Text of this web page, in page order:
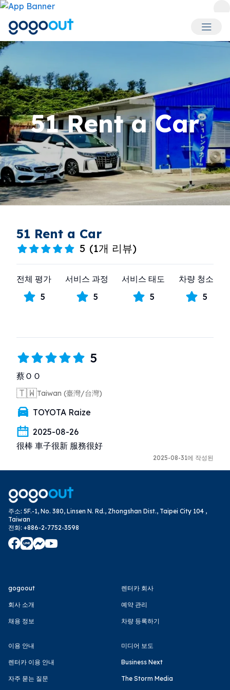
회원 메
51 Rent a Car
51 Rent a Car
5 (1개 리뷰)
전체 평가
5
서비스 과정
5
서비스 태도
5
차량 청소
5
5
蔡ＯＯ
🇹🇼Taiwan (臺灣/台灣)
TOYOTA Raize
2025-08-26
很棒 車子很新 服務很好
2025-08-31에 작성된
주소: 5F.-1, No. 380, Linsen N. Rd., Zhongshan Dist., Taipei City 104 ,
Taiwan
전화: +886-2-7752-3598
gogoout
회사 소개
채용 정보
렌터카 회사
예약 관리
차량 등록하기
이용 안내
렌터카 이용 안내
자주 묻는 질문
미디어 보도
Business Next
The Storm Media